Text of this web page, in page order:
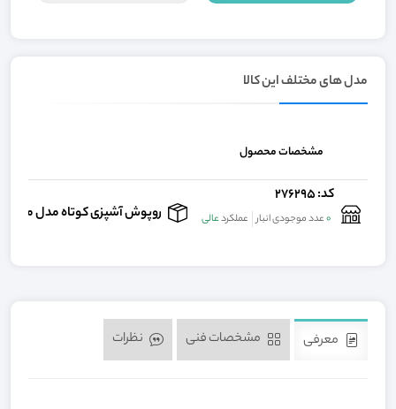
مدل های مختلف این کالا
مشخصات محصول
کد: 276295
0عدد موجودی انبار عملکردعالی روپوش آشپزی کوتاه مدل مثلثی
معرفی